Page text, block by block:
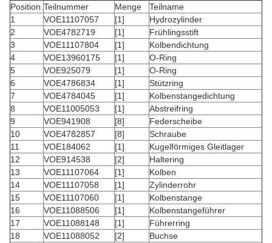
Position. Teilnummer Menge
Teilname
1
VOE11107057 [1]
Hydrozylinder
2
VOE4782719 [1]
Frühlingsstift
3
VOE11107804 [1]
Kolbendichtung
4
VOE13960175 [1]
O-Ring
5
VOE925079 [1]
O-Ring
6
VOE4786834 [1]
Stützring
7
VOE4784045 [1]
Kolbenstangedichtung
8
VOE11005053 [1]
Abstreifring
9
VOE941908 [8]
Federscheibe
10
VOE4782857 [8]
Schraube
11
VOE184062 [1]
Kugelförmiges Gleitlager
12
VOE914538 [2]
Haltering
13
VOE11107064 [1]
Kolben
14
VOE11107058 [1]
Zylinderrohr
15
VOE11107060 [1]
Kolbenstange
16
VOE11088506 [1]
Kolbenstangeführer
17
VOE11088148 [1]
Führerring
18
VOE11088052 [2]
Buchse